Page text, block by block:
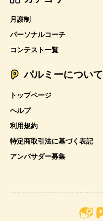
月謝制
パーソナルコーチ
コンテスト一覧
パルミーについて
トップページ
ヘルプ
利用規約
特定商取引法に基づく表記
アンバサダー募集